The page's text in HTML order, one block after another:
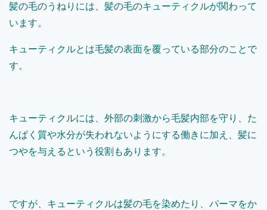
髪の毛のうねりには、髪の毛のキューティクルが関わって
います。
キューティクルとは毛髪の表面を覆っている部分のことで
す。
キューティクルには、外部の刺激から毛髪内部を守り、た
んぱく質や水分が失われないようにする働きに加え、髪に
つやを与えるという役割もあります。
ですが、キューティクルは髪の毛を染めたり、パーマをか